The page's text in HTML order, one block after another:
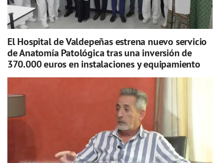
El Hospital de Valdepeñas estrena nuevo servicio
de Anatomía Patológica tras una inversión de
370.000 euros en instalaciones y equipamiento